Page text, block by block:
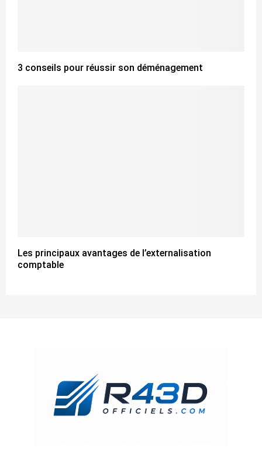
3 conseils pour réussir son déménagement
Les principaux avantages de l’externalisation
comptable